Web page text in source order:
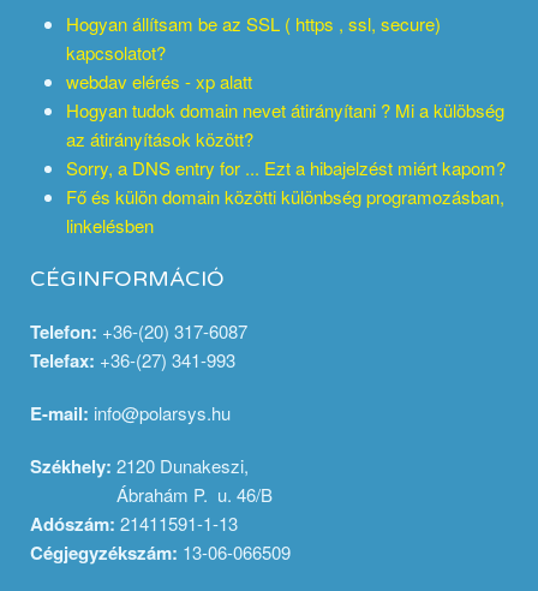
Hogyan állítsam be az SSL ( https , ssl, secure)
kapcsolatot?
webdav elérés - xp alatt
Hogyan tudok domain nevet átirányítani ? Mi a külöbség
az átirányítások között?
Sorry, a DNS entry for ... Ezt a hibajelzést miért kapom?
Fő és külön domain közötti különbség programozásban,
linkelésben
CÉGINFORMÁCIÓ
Telefon: +36-(20) 317-6087
Telefax: +36-(27) 341-993
E-mail: info@polarsys.hu
Székhely: 2120 Dunakeszi,
Ábrahám P. u. 46/B
Adószám: 21411591-1-13
Cégjegyzékszám: 13-06-066509